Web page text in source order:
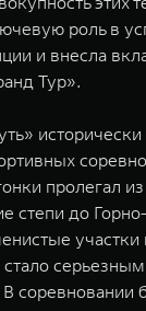
роль в
и внесла
Тур».
исторически
пролегал
степи до
участки
соревновании